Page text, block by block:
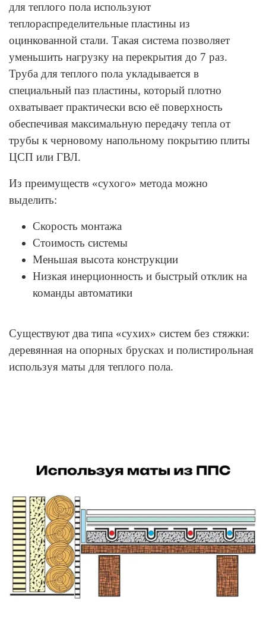
для теплого пола используют
теплораспределительные пластины из
оцинкованной стали. Такая система позволяет
уменьшить нагрузку на перекрытия до 7 раз.
Труба для теплого пола укладывается в
специальный паз пластины, который плотно
охватывает практически всю её поверхность
обеспечивая максимальную передачу тепла от
трубы к черновому напольному покрытию плиты
ЦСП или ГВЛ.
Из преимуществ «сухого» метода можно
выделить:
Скорость монтажа
Стоимость системы
Меньшая высота конструкции
Низкая инерционность и быстрый отклик на
команды автоматики
Существуют два типа «сухих» систем без стяжки:
деревянная на опорных брусках и полистирольная
используя маты для теплого пола.